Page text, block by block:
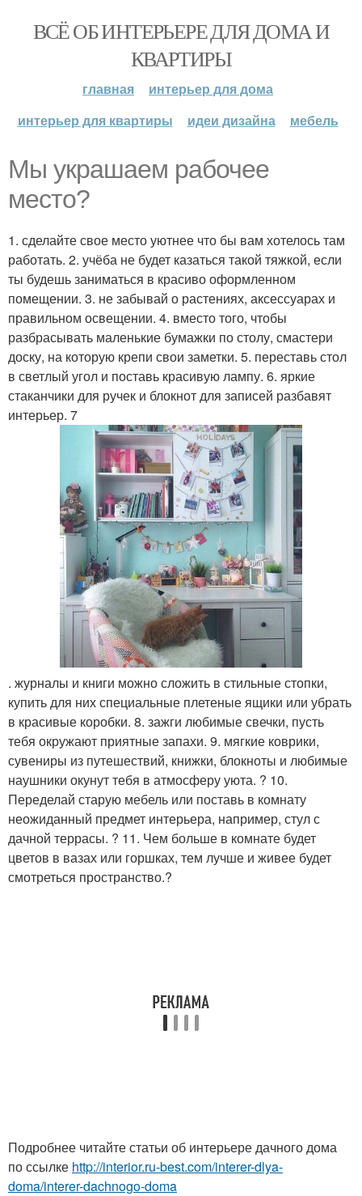
ВСЁ ОБ ИНТЕРЬЕРЕ ДЛЯ ДОМА И
КВАРТИРЫ
главная
интерьер для дома
интерьер для квартиры
идеи дизайна мебель
Мы украшаем рабочее
место?
1. сделайте свое место уютнее что бы вам хотелось там
работать. 2. учёба не будет казаться такой тяжкой, если
ты будешь заниматься в красиво оформленном
помещении. 3. не забывай о растениях, аксессуарах и
правильном освещении. 4. вместо того, чтобы
разбрасывать маленькие бумажки по столу, смастери
доску, на которую крепи свои заметки. 5. переставь стол
в светлый угол и поставь красивую лампу. 6. яркие
стаканчики для ручек и блокнот для записей разбавят
интерьер. 7
. журналы и книги можно сложить в стильные стопки,
купить для них специальные плетеные ящики или убрать
в красивые коробки. 8. зажги любимые свечки, пусть
тебя окружают приятные запахи. 9. мягкие коврики,
сувениры из путешествий, книжки, блокноты и любимые
наушники окунут тебя в атмосферу уюта. ? 10.
Переделай старую мебель или поставь в комнату
неожиданный предмет интерьера, например, стул с
дачной террасы. ? 11. Чем больше в комнате будет
цветов в вазах или горшках, тем лучше и живее будет
смотреться пространство.?
Подробнее читайте статьи об интерьере дачного дома
по ссылке http://interior.ru-best.com/interer-dlya-
doma/interer-dachnogo-doma